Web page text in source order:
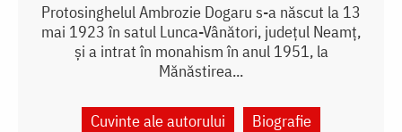
Protosinghelul Ambrozie Dogaru s-a născut la 13
mai 1923 în satul Lunca-Vânători, județul Neamț,
și a intrat în monahism în anul 1951, la
Mănăstirea...
Cuvinte ale autorului
Biografie